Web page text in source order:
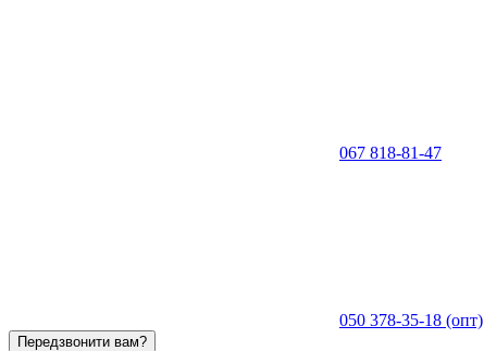
067 818-81-47
050 378-35-18 (опт)
Передзвонити вам?